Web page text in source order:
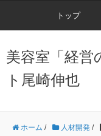
美容室「経営
ト尾崎伸也
トップ
ホーム / 人材開発 /